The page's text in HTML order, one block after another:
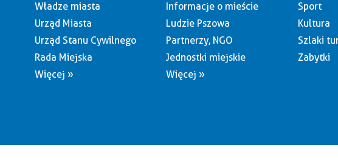
Władze miasta
Urząd Miasta
Urząd Stanu Cywilnego
Rada Miejska
Więcej »
Informacje o mieście
Ludzie Pszowa
Partnerzy, NGO
Jednostki miejskie
Więcej »
Sport
Kultura
Szlaki
Zabytki